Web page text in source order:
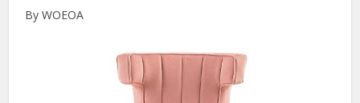
By WOEOA